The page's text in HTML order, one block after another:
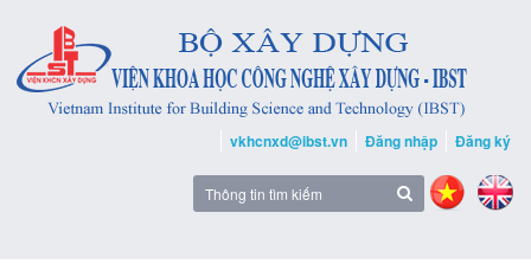
vkhcnxd@ibst.vn Đăng nhập Đăng ký